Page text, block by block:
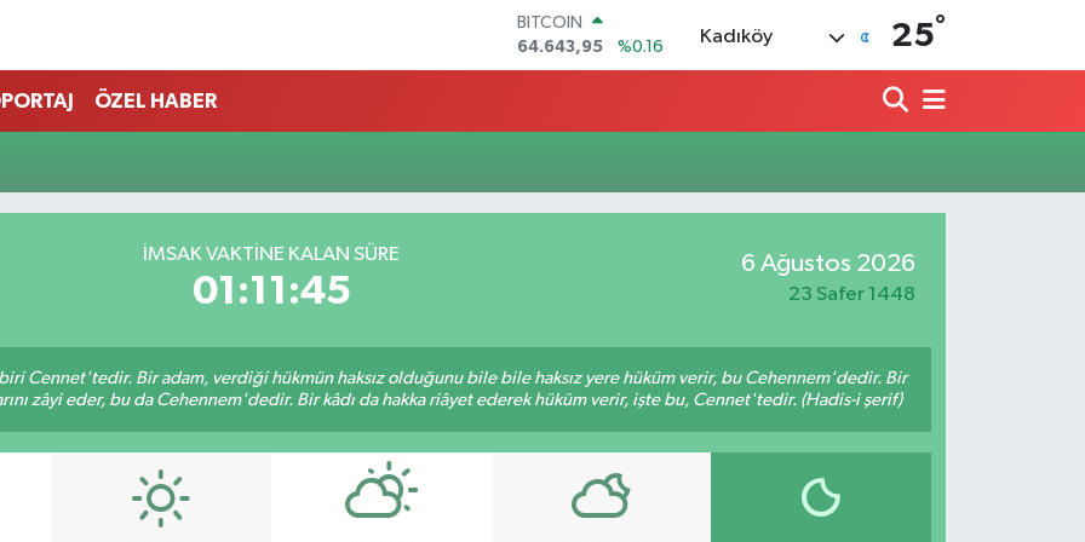
BITCOIN
64.643,95
%0.16
DOLAR
64,2398
%0.2
GRAM ALTIN
Kadıköy 25°
ÖZEL HABER
İMSAK VAKTINE KALAN SÜRE
01:11:45
6 Ağustos 2026
23 Safer 1448
Cennet'tedir. Bir adam, verdiği hükmün haksız olduğunu bile bile haksız yere hüküm verir, bu Cehennem'dedir. Bir
zâyi eder, bu da Cehennem'dedir. Bir kâdı da hakka riâyet ederek hüküm verir, işte bu, Cennet'tedir. (Hadis-i şerif)